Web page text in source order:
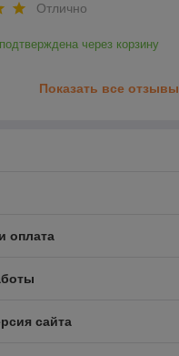
Отлично
через корзину
Показать все отзывы
оплата
сайта